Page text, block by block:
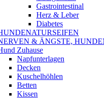
Gastrointestinal
Herz & Leber
Diabetes
& ÄNGSTE,
Zuhause
Napfunterlagen
Decken
Kuschelhöhlen
Betten
Kissen